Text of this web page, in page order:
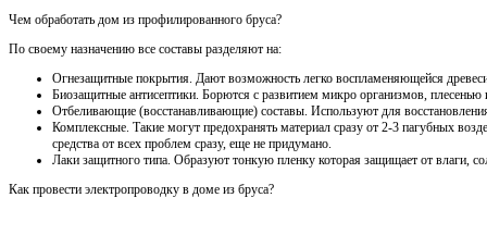
Чем обработать дом из профилированного бруса?
По своему назначению все составы разделяют на:
Огнезащитные покрытия. Дают возможность легко воспламеняющейся
Биозащитные антисептики. Борются с развитием микро организмов, плесенью
Отбеливающие (восстанавливающие) составы. Используют для
Комплексные. Такие могут предохранять материал сразу от 2-3 пагубных
средства от всех проблем сразу, еще не придумано.
Лаки защитного типа. Образуют тонкую пленку которая защищает от влаги,
Как провести электропроводку в доме из бруса?